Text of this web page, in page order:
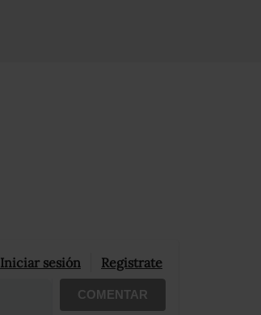
Iniciar sesión Registrate
COMENTAR